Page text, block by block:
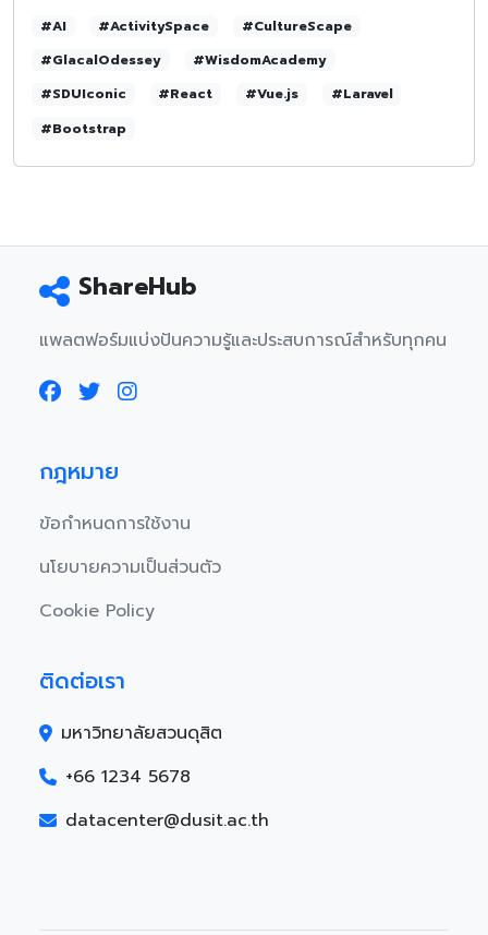
#AI #ActivitySpace
#CultureScape
#GlacalOdessey
#WisdomAcademy
#SDUIconic
#React #Vue.js
#Laravel
#Bootstrap
ShareHub
แพลตฟอร์มแบ่งปันความรู้และประสบการณ์สำหรับทุกคน
กฎหมาย
ข้อกำหนดการใช้งาน
นโยบายความเป็นส่วนตัว
Cookie Policy
ติดต่อเรา
มหาวิทยาลัยสวนดุสิต
+66 1234 5678
datacenter@dusit.ac.th